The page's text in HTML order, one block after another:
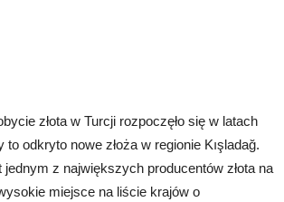
złota w Turcji rozpoczęło się w latach
odkryto nowe złoża w regionie Kışladağ.
jednym z największych producentów złota na
miejsce na liście krajów o